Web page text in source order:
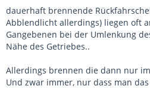
dauerhaft brennende
Abblendlicht allerdings) liegen oft
Gangebenen bei der Umlenkung
Nähe des Getriebes..
Allerdings brennen die dann nur
Und zwar immer, nur dass man